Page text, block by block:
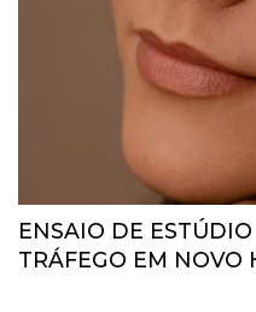
ENSAIO DE
TRÁFEGO EM NOVO